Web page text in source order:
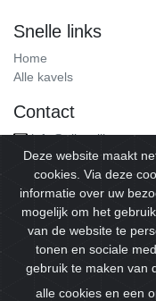
Snelle links
Home
Alle kavels
Contact
info@alleveilingen.net
© 2026
Deze website maakt
cookies. Via deze
informatie over uw
mogelijk om het
van de website te
tonen en sociale
gebruik te maken van
alle cookies en een